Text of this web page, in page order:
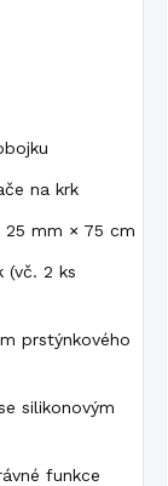
na krk
mm × 75 cm
(vč. 2 ks
prstýnkového
silikonovým
funkce